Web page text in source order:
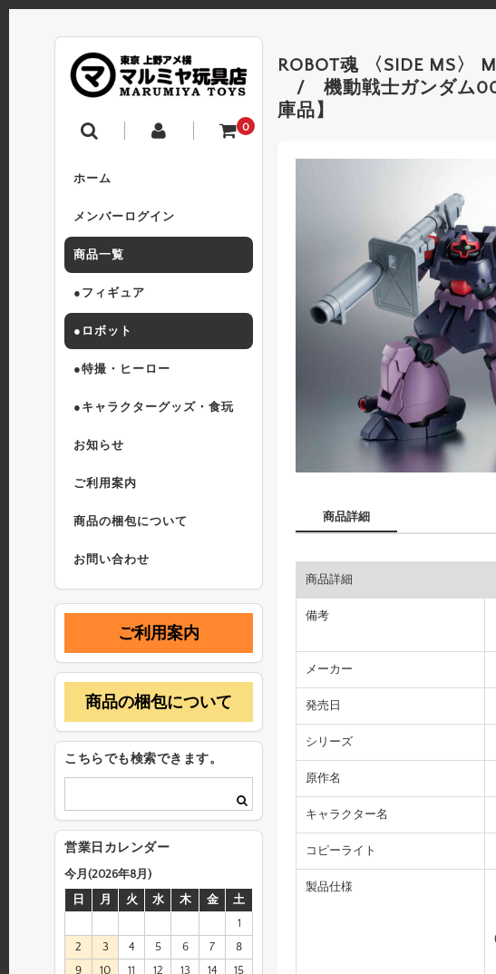
0
ホーム
メンバーログイン
商品一覧
●フィギュア
●ロボット
●特撮・ヒーロー
●キャラクターグッズ・食玩
お知らせ
ご利用案内
商品の梱包について
お問い合わせ
ROBOT魂 〈SIDE MS〉
/ 機動戦士ガンダム
庫品】
商品詳細
商品詳細
備考
メーカー
発売日
シリーズ
原作名
キャラクター名
コピーライト
製品仕様
ご利用案内
商品の梱包について
こちらでも検索できます。
営業日カレンダー
今月(2026年8月)
日
月 火 水 木 金
土
1
2
3 4 5 6 7
8
9
10 11 12 13 14
15